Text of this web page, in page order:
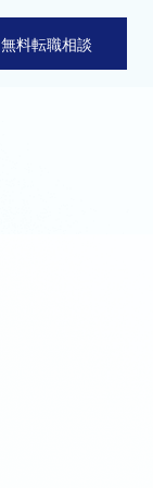
無料転職相談